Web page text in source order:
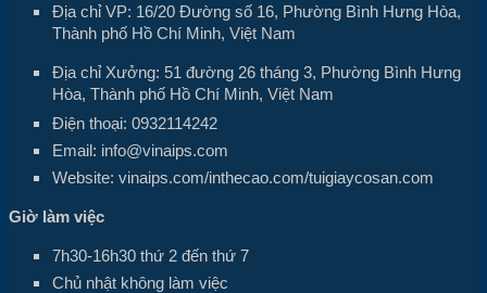
Địa chỉ VP: 16/20 Đường số 16, Phường Bình Hưng Hòa,
Thành phố Hồ Chí Minh, Việt Nam
Địa chỉ Xưởng: 51 đường 26 tháng 3, Phường Bình Hưng
Hòa, Thành phố Hồ Chí Minh, Việt Nam
Điện thoại: 0932114242
Email: info@vinaips.com
Website: vinaips.com/inthecao.com/tuigiaycosan.com
Giờ làm việc
7h30-16h30 thứ 2 đến thứ 7
Chủ nhật không làm việc